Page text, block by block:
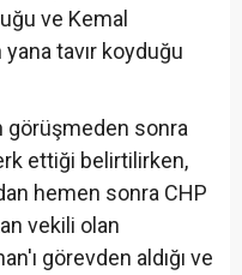
ve Kemal
yana tavır koyduğu
görüşmeden sonra
ettiği belirtilirken,
hemen sonra CHP
vekili olan
görevden aldığı ve